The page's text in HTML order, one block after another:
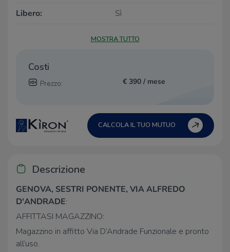
Libero:
Sì
MOSTRA TUTTO
Costi
Prezzo: € 390 / mese
CALCOLA IL TUO MUTUO
Descrizione
GENOVA, SESTRI PONENTE, VIA ALFREDO
D'ANDRADE:
AFFITTASI MAGAZZINO:
Magazzino in affitto Via D’Andrade Funzionale e pronto
all’uso.